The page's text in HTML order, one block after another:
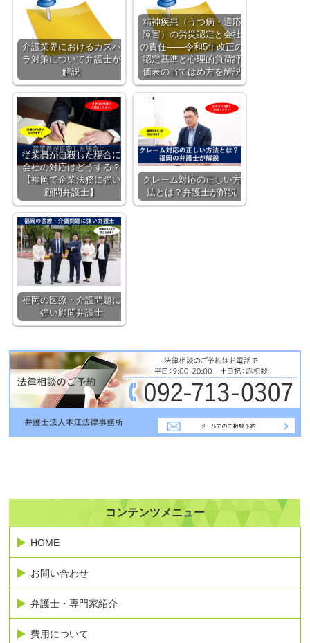
介護業界におけるカスハ
ラ対策について弁護士が
解説
精神疾患（うつ病・適応
障害）の労災認定と会社
の責任——令和5年改正の
認定基準と心理的負荷評
価表の当てはめ方を解説
従業員が自殺した場合に
会社の対応はどうする？
【福岡で企業法務に強い
顧問弁護士】
クレーム対応の正しい方
法とは？弁護士が解説
福岡の医療・介護問題に
強い顧問弁護士
コンテンツメニュー
HOME
お問い合わせ
弁護士・専門家紹介
費用について